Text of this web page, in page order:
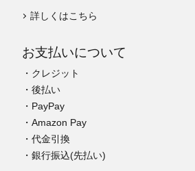
詳しくはこちら
お支払いについて
・クレジット
・後払い
・PayPay
・Amazon Pay
・代金引換
・銀行振込(先払い)